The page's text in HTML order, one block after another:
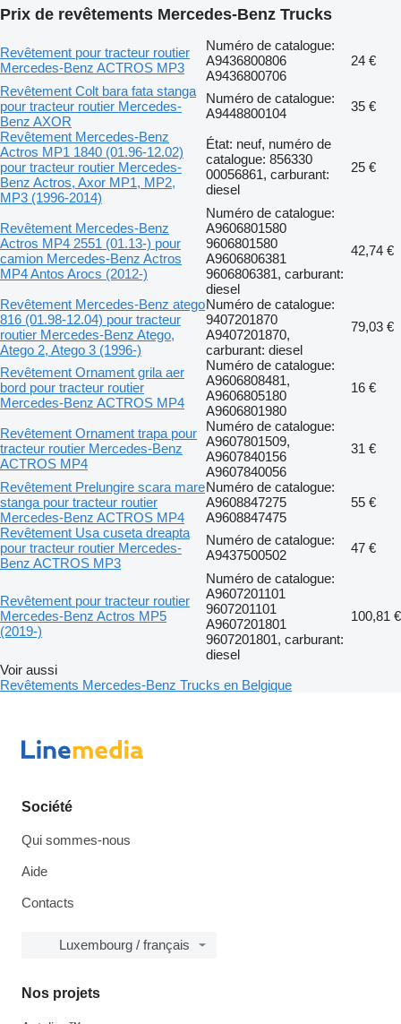
Prix de revêtements Mercedes-Benz Trucks
Revêtement pour tracteur routier
Mercedes-Benz ACTROS MP3
Numéro de catalogue:
A9436800806
A9436800706
24 €
Revêtement Colt bara fata stanga
pour tracteur routier Mercedes-
Benz AXOR
Numéro de catalogue:
A9448800104
35 €
Revêtement Mercedes-Benz
Actros MP1 1840 (01.96-12.02)
pour tracteur routier Mercedes-
Benz Actros, Axor MP1, MP2,
MP3 (1996-2014)
État: neuf, numéro de
catalogue: 856330
00056861, carburant:
diesel
25 €
Revêtement Mercedes-Benz
Actros MP4 2551 (01.13-) pour
camion Mercedes-Benz Actros
MP4 Antos Arocs (2012-)
Numéro de catalogue:
A9606801580
9606801580
A9606806381
9606806381, carburant:
diesel
42,74 €
Revêtement Mercedes-Benz atego
816 (01.98-12.04) pour tracteur
routier Mercedes-Benz Atego,
Atego 2, Atego 3 (1996-)
Numéro de catalogue:
9407201870
A9407201870,
carburant: diesel
79,03 €
Revêtement Ornament grila aer
bord pour tracteur routier
Mercedes-Benz ACTROS MP4
Numéro de catalogue:
A9606808481,
A9606805180
A9606801980
16 €
Revêtement Ornament trapa pour
tracteur routier Mercedes-Benz
ACTROS MP4
Numéro de catalogue:
A9607801509,
A9607840156
A9607840056
31 €
Revêtement Prelungire scara mare
stanga pour tracteur routier
Mercedes-Benz ACTROS MP4
Numéro de catalogue:
A9608847275
A9608847475
55 €
Revêtement Usa cuseta dreapta
pour tracteur routier Mercedes-
Benz ACTROS MP3
Numéro de catalogue:
A9437500502
47 €
Revêtement pour tracteur routier
Mercedes-Benz Actros MP5
(2019-)
Numéro de catalogue:
A9607201101
9607201101
A9607201801
9607201801, carburant:
diesel
100,81 €
Voir aussi
Revêtements Mercedes-Benz Trucks en Belgique
Société
Qui sommes-nous
Aide
Contacts
Luxembourg / français
Nos projets